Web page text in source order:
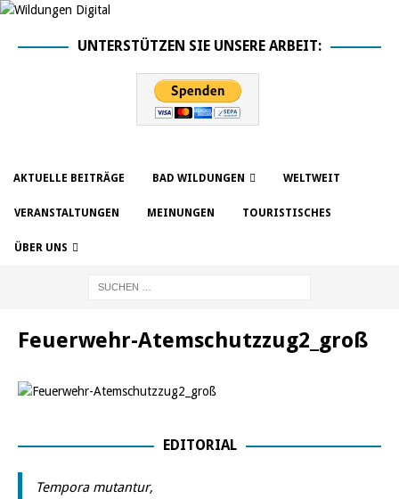
UNTERSTÜTZEN SIE UNSERE ARBEIT:
AKTUELLE BEITRÄGE BAD WILDUNGEN WELTWEIT
VERANSTALTUNGEN MEINUNGEN TOURISTISCHES
ÜBER UNS
Feuerwehr-Atemschutzzug2_groß
EDITORIAL
Tempora mutantur,